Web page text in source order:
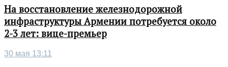
На восстановление железнодорожной
инфраструктуры Армении потребуется около
2-3 лет: вице-премьер
30 мая 13:11